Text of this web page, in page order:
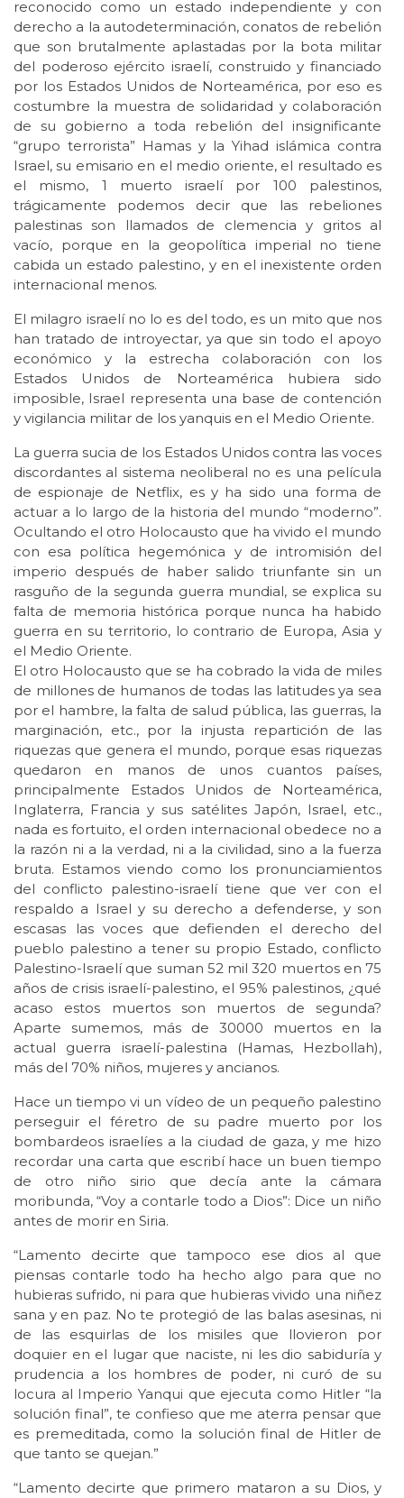
reconocido como un estado independiente y con
derecho a la autodeterminación, conatos de rebelión
que son brutalmente aplastadas por la bota militar
del poderoso ejército israelí, construido y financiado
por los Estados Unidos de Norteamérica, por eso es
costumbre la muestra de solidaridad y colaboración
de su gobierno a toda rebelión del insignificante
“grupo terrorista” Hamas y la Yihad islámica contra
Israel, su emisario en el medio oriente, el resultado es
el mismo, 1 muerto israelí por 100 palestinos,
trágicamente podemos decir que las rebeliones
palestinas son llamados de clemencia y gritos al
vacío, porque en la geopolítica imperial no tiene
cabida un estado palestino, y en el inexistente orden
internacional menos.
El milagro israelí no lo es del todo, es un mito que nos
han tratado de introyectar, ya que sin todo el apoyo
económico y la estrecha colaboración con los
Estados Unidos de Norteamérica hubiera sido
imposible, Israel representa una base de contención
y vigilancia militar de los yanquis en el Medio Oriente.
La guerra sucia de los Estados Unidos contra las voces
discordantes al sistema neoliberal no es una película
de espionaje de Netflix, es y ha sido una forma de
actuar a lo largo de la historia del mundo “moderno”.
Ocultando el otro Holocausto que ha vivido el mundo
con esa política hegemónica y de intromisión del
imperio después de haber salido triunfante sin un
rasguño de la segunda guerra mundial, se explica su
falta de memoria histórica porque nunca ha habido
guerra en su territorio, lo contrario de Europa, Asia y
el Medio Oriente.
El otro Holocausto que se ha cobrado la vida de miles
de millones de humanos de todas las latitudes ya sea
por el hambre, la falta de salud pública, las guerras, la
marginación, etc., por la injusta repartición de las
riquezas que genera el mundo, porque esas riquezas
quedaron en manos de unos cuantos países,
principalmente Estados Unidos de Norteamérica,
Inglaterra, Francia y sus satélites Japón, Israel, etc.,
nada es fortuito, el orden internacional obedece no a
la razón ni a la verdad, ni a la civilidad, sino a la fuerza
bruta. Estamos viendo como los pronunciamientos
del conflicto palestino-israelí tiene que ver con el
respaldo a Israel y su derecho a defenderse, y son
escasas las voces que defienden el derecho del
pueblo palestino a tener su propio Estado, conflicto
Palestino-Israelí que suman 52 mil 320 muertos en 75
años de crisis israelí-palestino, el 95% palestinos, ¿qué
acaso estos muertos son muertos de segunda?
Aparte sumemos, más de 30000 muertos en la
actual guerra israelí-palestina (Hamas, Hezbollah),
más del 70% niños, mujeres y ancianos.
Hace un tiempo vi un vídeo de un pequeño palestino
perseguir el féretro de su padre muerto por los
bombardeos israelíes a la ciudad de gaza, y me hizo
recordar una carta que escribí hace un buen tiempo
de otro niño sirio que decía ante la cámara
moribunda, “Voy a contarle todo a Dios”: Dice un niño
antes de morir en Siria.
“Lamento decirte que tampoco ese dios al que
piensas contarle todo ha hecho algo para que no
hubieras sufrido, ni para que hubieras vivido una niñez
sana y en paz. No te protegió de las balas asesinas, ni
de las esquirlas de los misiles que llovieron por
doquier en el lugar que naciste, ni les dio sabiduría y
prudencia a los hombres de poder, ni curó de su
locura al Imperio Yanqui que ejecuta como Hitler “la
solución final”, te confieso que me aterra pensar que
es premeditada, como la solución final de Hitler de
que tanto se quejan.”
“Lamento decirte que primero mataron a su Dios, y